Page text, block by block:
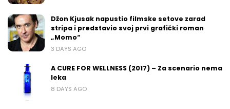
Džon Kjusak napustio filmske setove zarad
stripa i predstavio svoj prvi grafički roman
„Momo“
3 DAYS AGO
A CURE FOR WELLNESS (2017) – Za scenario nema
leka
8 DAYS AGO